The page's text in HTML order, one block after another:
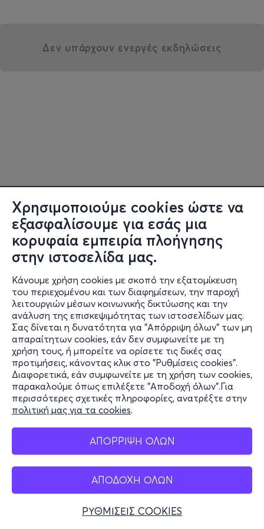
Χρησιμοποιούμε cookies ώστε να
εξασφαλίσουμε για εσάς μια
κορυφαία εμπειρία πλοήγησης
στην ιστοσελίδα μας.
Κάνουμε χρήση cookies με σκοπό την εξατομίκευση
του περιεχομένου και των διαφημίσεων, την παροχή
λειτουργιών μέσων κοινωνικής δικτύωσης και την
ανάλυση της επισκεψιμότητας των ιστοσελίδων μας.
Σας δίνεται η δυνατότητα για "Απόρριψη όλων" των μη
απαραίτητων cookies, εάν δεν συμφωνείτε με τη
χρήση τους, ή μπορείτε να ορίσετε τις δικές σας
προτιμήσεις, κάνοντας κλικ στο "Ρυθμίσεις cookies".
Διαφορετικά, εάν συμφωνείτε με τη χρήση των cookies,
παρακαλούμε όπως επιλέξετε "Αποδοχή όλων".Για
περισσότερες σχετικές πληροφορίες, ανατρέξτε στην
πολιτική μας για τα cookies.
ΑΠΟΡΡΙΨΗ ΟΛΩΝ
ΑΠΟΔΟΧΗ ΟΛΩΝ
ΡΥΘΜΙΣΕΙΣ COOKIES
Δεν υπάρχουν ενεργές εκδηλώσεις